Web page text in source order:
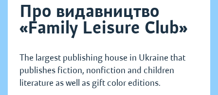
Про видавництво
«Family Leisure Club»
The largest publishing house in Ukraine that
publishes fiction, nonfiction and children
literature as well as gift color editions.